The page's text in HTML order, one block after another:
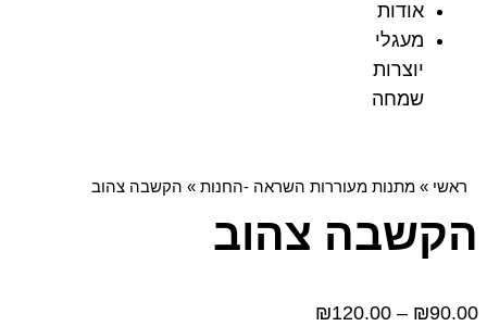
אודות
מעגלי
יוצרות
שמחה
ראשי » מתנות מעוררות השראה -החנות » הקשבה צהוב
הקשבה צהוב
₪90.00
–
₪120.00